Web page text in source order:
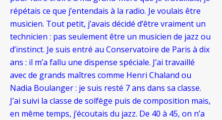
répétais ce que j’entendais à la radio. Je voulais être
musicien. Tout petit, j’avais décidé d’être vraiment un
technicien : pas seulement être un musicien de jazz ou
d’instinct. Je suis entré au Conservatoire de Paris à dix
ans : il m’a fallu une dispense spéciale. J’ai travaillé
avec de grands maîtres comme Henri Chaland ou
Nadia Boulanger : je suis resté 7 ans dans sa classe.
J’ai suivi la classe de solfège puis de composition mais,
en même temps, j’écoutais du jazz. De 40 à 45, on n’a